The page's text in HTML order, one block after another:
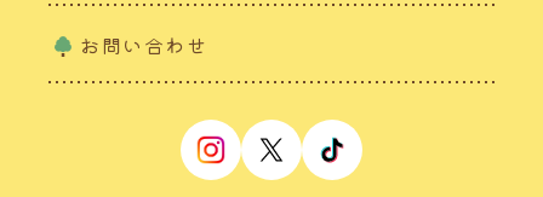
お問い合わせ